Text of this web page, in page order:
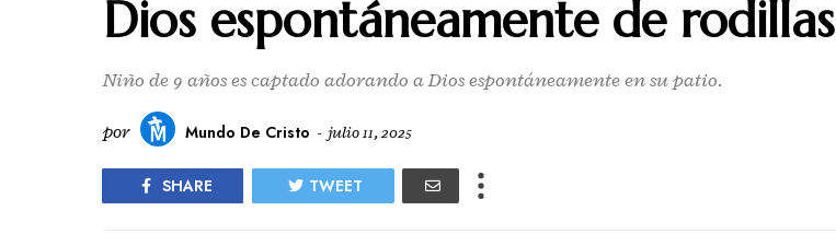
Dios espontáneamente de rodillas
Niño de 9 años es captado adorando a Dios espontáneamente en su patio.
por Mundo De Cristo - julio 11, 2025
SHARE TWEET